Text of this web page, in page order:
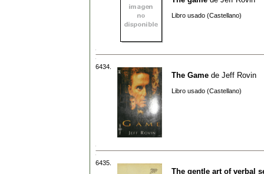
Libro usado (Castellano)
6434.
The Game de Jeff Rovin
Libro usado (Castellano)
6435.
The gentle art of verbal